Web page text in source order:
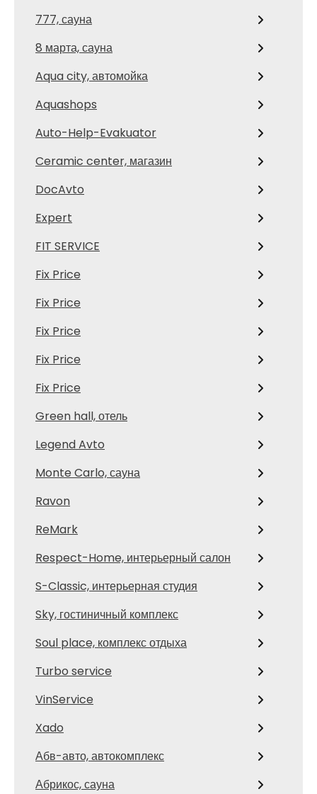
777, сауна
8 марта, сауна
Aqua city, автомойка
Aquashops
Auto-Help-Evakuator
Ceramic center, магазин
DocAvto
Expert
FIT SERVICE
Fix Price
Fix Price
Fix Price
Fix Price
Fix Price
Green hall, отель
Legend Avto
Monte Carlo, сауна
Ravon
ReMark
Respect-Home, интерьерный салон
S-Classic, интерьерная студия
Sky, гостиничный комплекс
Soul place, комплекс отдыха
Turbo service
VinService
Xado
Абв-авто, автокомплекс
Абрикос, сауна